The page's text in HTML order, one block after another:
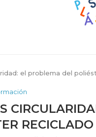
el problema del
RECICLADO